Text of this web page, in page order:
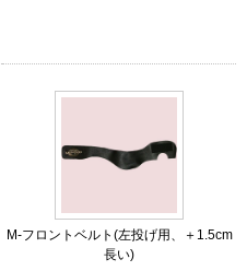
M-フロントベルト(左投げ用、＋1.5cm
長い)